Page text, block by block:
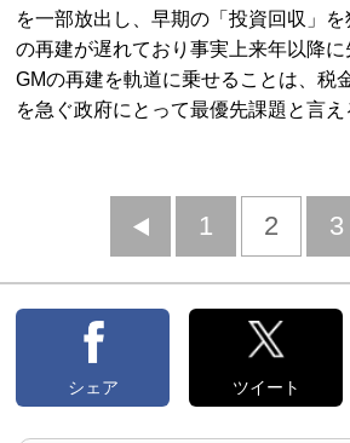
を一部放出し、早期の「投資回収」
の再建が遅れており事実上来年以降に
GMの再建を軌道に乗せることは、税
を急ぐ政府にとって最優先課題と言え
前
へ
1 2 3
シェア ツイート